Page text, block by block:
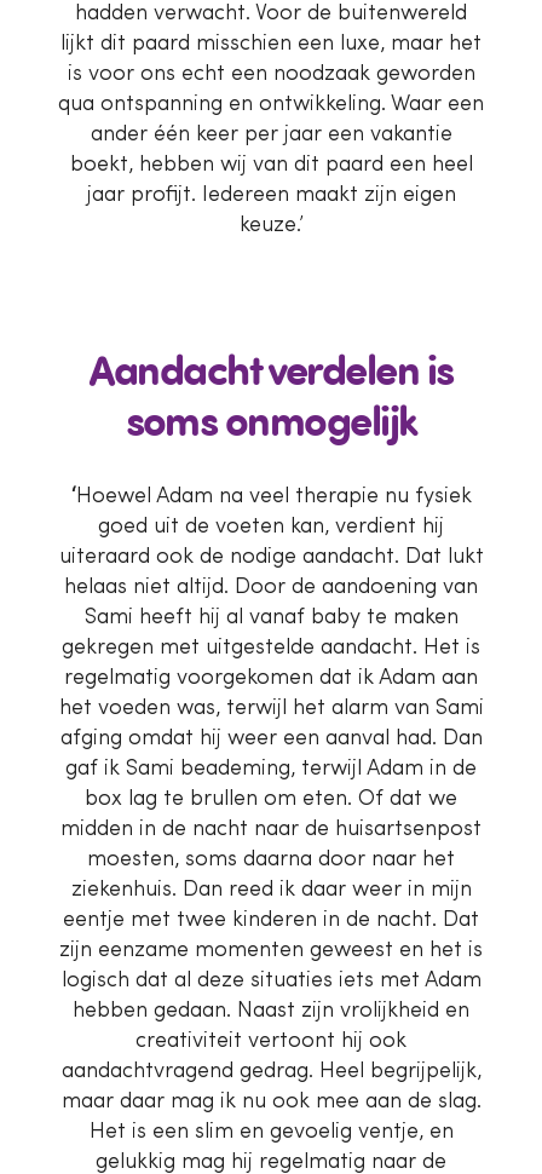
hadden verwacht. Voor de buitenwereld
lijkt dit paard misschien een luxe, maar het
is voor ons echt een noodzaak geworden
qua ontspanning en ontwikkeling. Waar een
ander één keer per jaar een vakantie
boekt, hebben wij van dit paard een heel
jaar profijt. Iedereen maakt zijn eigen
keuze.’
Aandacht verdelen is
soms onmogelijk
‘Hoewel Adam na veel therapie nu fysiek
goed uit de voeten kan, verdient hij
uiteraard ook de nodige aandacht. Dat lukt
helaas niet altijd. Door de aandoening van
Sami heeft hij al vanaf baby te maken
gekregen met uitgestelde aandacht. Het is
regelmatig voorgekomen dat ik Adam aan
het voeden was, terwijl het alarm van Sami
afging omdat hij weer een aanval had. Dan
gaf ik Sami beademing, terwijl Adam in de
box lag te brullen om eten. Of dat we
midden in de nacht naar de huisartsenpost
moesten, soms daarna door naar het
ziekenhuis. Dan reed ik daar weer in mijn
eentje met twee kinderen in de nacht. Dat
zijn eenzame momenten geweest en het is
logisch dat al deze situaties iets met Adam
hebben gedaan. Naast zijn vrolijkheid en
creativiteit vertoont hij ook
aandachtvragend gedrag. Heel begrijpelijk,
maar daar mag ik nu ook mee aan de slag.
Het is een slim en gevoelig ventje, en
gelukkig mag hij regelmatig naar de